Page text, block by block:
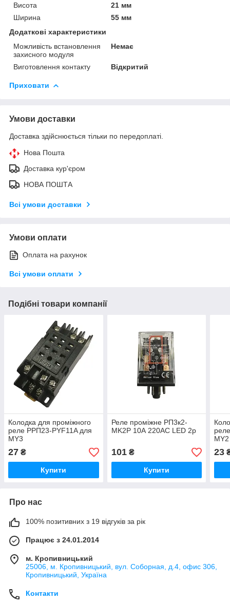
Висота
21 мм
Ширина
55 мм
Додаткові характеристики
Можливість встановлення
захисного модуля
Немає
Виготовлення контакту Відкритий
Приховати
Умови доставки
Доставка здійснюється тільки по передоплаті.
Нова Пошта
Доставка кур'єром
НОВА ПОШТА
Всі умови доставки
Умови оплати
Оплата на рахунок
Всі умови оплати
Подібні товари компанії
Колодка для проміжного
реле РРП23-PYF11A для
MY3
27 ₴
Купити
Реле проміжне РП3к2-
MK2P 10А 220АС LED 2p
101₴
Купити
MY2
23
Про нас
100% позитивних з 19 відгуків за рік
Працює з 24.01.2014
м. Кропивницький
25006, м. Кропивницький, вул. Соборная, д.4, офис 306,
Кропивницький, Україна
Контакти